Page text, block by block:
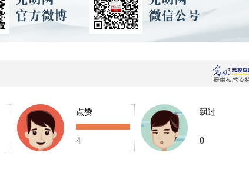
点赞
4
飘过
0